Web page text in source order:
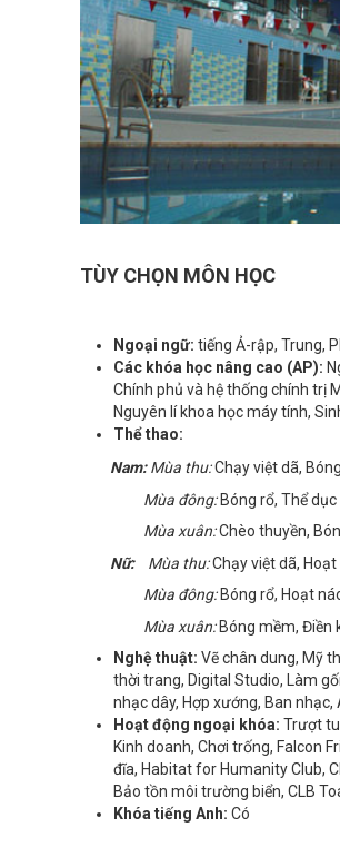
TÙY CHỌN MÔN HỌC
Ngoại ngữ: tiếng Ả-rập, Trung,
Các khóa học nâng cao (AP):
Chính phủ và hệ thống chính trị
Nguyên lí khoa học máy tính,
Thể thao:
Nam:Mùa thu:Chạy việt dã,
Mùa đông:Bóng rổ, Thể
Mùa xuân:Chèo thuyền,
Nữ: Mùa thu:Chạy việt dã,
Mùa đông: Bóng rổ, Hoạt
Mùa xuân:Bóng mềm, Điền
Nghệ thuật: Vẽ chân dung, Mỹ
thời trang, Digital Studio, Làm
nhạc dây, Hợp xướng, Ban nhạc,
Hoạt động ngoại khóa: Trượt
Kinh doanh, Chơi trống, Falcon
đĩa, Habitat for Humanity Club,
Bảo tồn môi trường biển, CLB
Khóa tiếng Anh: Có